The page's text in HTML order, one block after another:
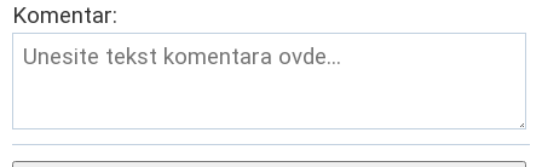
Komentar: